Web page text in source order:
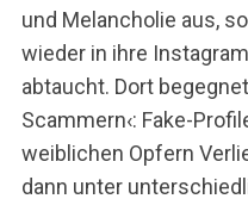
und Melancholie aus,
wieder in ihre
abtaucht. Dort
Scammern‹: Fake-
weiblichen Opfern
dann unter